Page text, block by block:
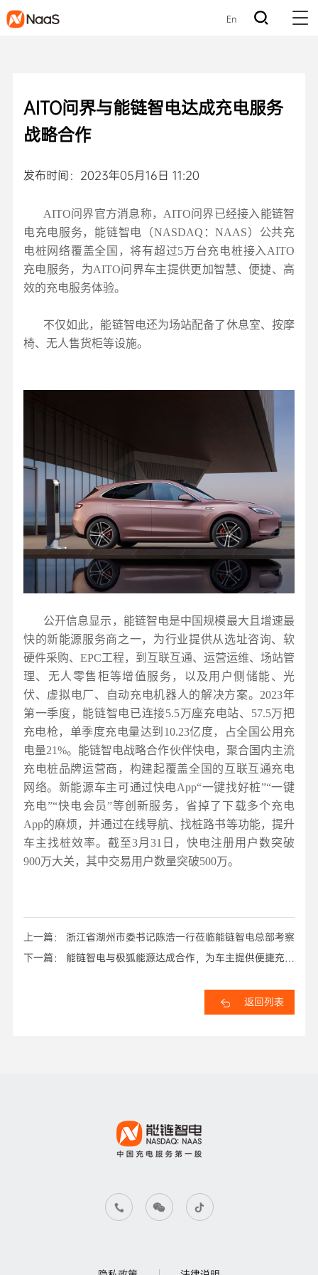
En
AITO问界与能链智电达成充电服务
战略合作
发布时间：2023年05月16日 11:20
AITO问界官方消息称，AITO问界已经接入能链智
电充电服务，能链智电（NASDAQ：NAAS）公共充
电桩网络覆盖全国，将有超过5万台充电桩接入AITO
充电服务，为AITO问界车主提供更加智慧、便捷、高
效的充电服务体验。
不仅如此，能链智电还为场站配备了休息室、按摩
椅、无人售货柜等设施。
公开信息显示，能链智电是中国规模最大且增速最
快的新能源服务商之一，为行业提供从选址咨询、软
硬件采购、EPC工程，到互联互通、运营运维、场站管
理、无人零售柜等增值服务，以及用户侧储能、光
伏、虚拟电厂、自动充电机器人的解决方案。2023年
第一季度，能链智电已连接5.5万座充电站、57.5万把
充电枪，单季度充电量达到10.23亿度，占全国公用充
电量21%。能链智电战略合作伙伴快电，聚合国内主流
充电桩品牌运营商，构建起覆盖全国的互联互通充电
网络。新能源车主可通过快电App“一键找好桩”“一键
充电”“快电会员”等创新服务，省掉了下载多个充电
App的麻烦，并通过在线导航、找桩路书等功能，提升
车主找桩效率。截至3月31日，快电注册用户数突破
900万大关，其中交易用户数量突破500万。
上一篇： 浙江省湖州市委书记陈浩一行莅临能链智电总部考察
下一篇： 能链智电与极狐能源达成合作，为车主提供便捷充电
返回列表